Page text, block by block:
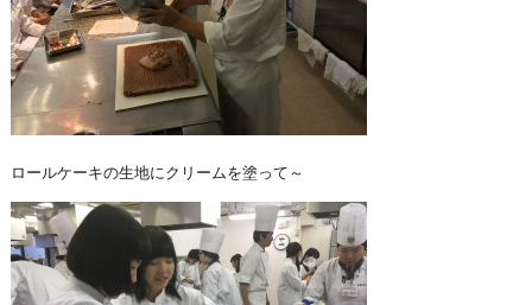
ロールケーキの生地にクリームを塗って～